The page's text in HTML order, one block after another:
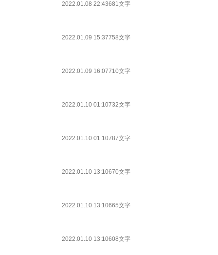
2022.01.08 22:43681文字
2022.01.09 15:37758文字
2022.01.09 16:07710文字
2022.01.10 01:10732文字
2022.01.10 01:10787文字
2022.01.10 13:10670文字
2022.01.10 13:10665文字
2022.01.10 13:10608文字